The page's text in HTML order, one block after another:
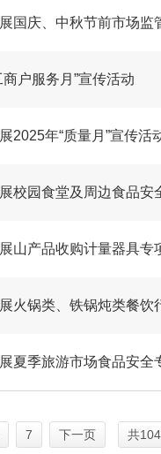
国庆、中秋节前市场监
户服务月”宣传活动
2025年“质量月”宣传活
校园食堂及周边食品安
山产品收购计量器具专
火锅类、铁锅炖类餐饮
夏季旅游市场食品安全
7 下一页 共